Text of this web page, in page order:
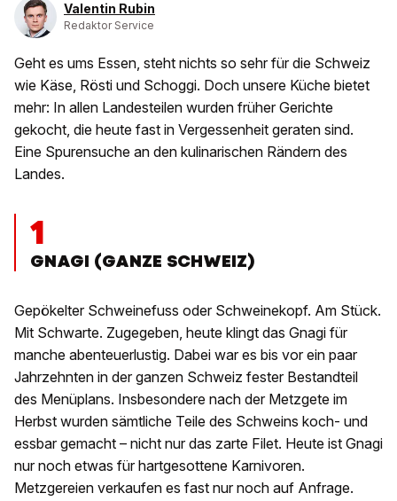
Valentin Rubin
Redaktor Service
Geht es ums Essen, steht nichts so sehr für die Schweiz
wie Käse, Rösti und Schoggi. Doch unsere Küche bietet
mehr: In allen Landesteilen wurden früher Gerichte
gekocht, die heute fast in Vergessenheit geraten sind.
Eine Spurensuche an den kulinarischen Rändern des
Landes.
1
GNAGI (GANZE SCHWEIZ)
Gepökelter Schweinefuss oder Schweinekopf. Am Stück.
Mit Schwarte. Zugegeben, heute klingt das Gnagi für
manche abenteuerlustig. Dabei war es bis vor ein paar
Jahrzehnten in der ganzen Schweiz fester Bestandteil
des Menüplans. Insbesondere nach der Metzgete im
Herbst wurden sämtliche Teile des Schweins koch- und
essbar gemacht – nicht nur das zarte Filet. Heute ist Gnagi
nur noch etwas für hartgesottene Karnivoren.
Metzgereien verkaufen es fast nur noch auf Anfrage.